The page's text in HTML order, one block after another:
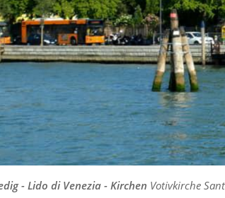
- Lido di Venezia - Kirchen Votivkirche